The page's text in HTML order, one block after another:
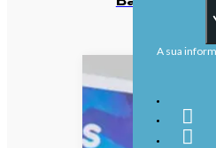
A sua